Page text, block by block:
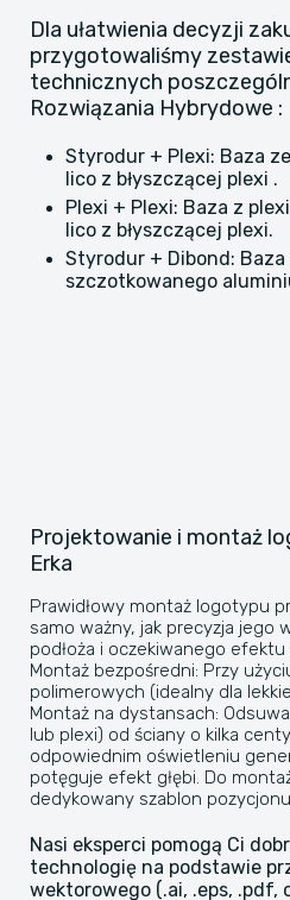
​Dla ułatwienia decyzji
przygotowaliśmy
technicznych
​Rozwiązania Hybrydowe :
Styrodur + Plexi: Baza
lico z błyszczącej plexi .
Plexi + Plexi: Baza z
lico z błyszczącej plexi.
Styrodur + Dibond:
szczotkowanego
Projektowanie i montaż
Erka
​Prawidłowy montaż logotypu
samo ważny, jak precyzja jego
podłoża i oczekiwanego
​Montaż bezpośredni: Przy
polimerowych (idealny dla
​Montaż na dystansach:
lub plexi) od ściany o kilka
odpowiednim oświetleniu
potęguje efekt głębi. Do
dedykowany szablon
​Nasi eksperci pomogą Ci
technologię na podstawie
wektorowego (.ai, .eps, .pdf,